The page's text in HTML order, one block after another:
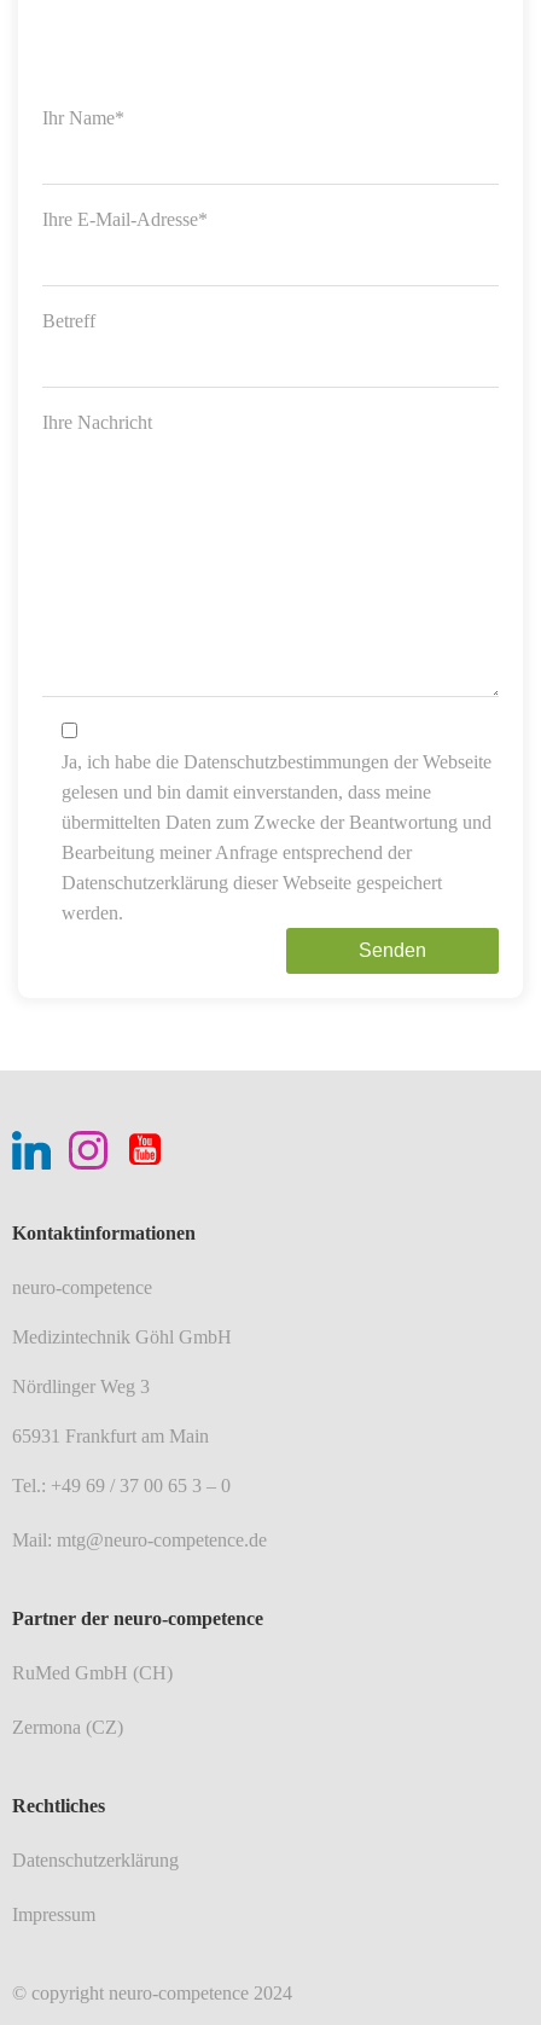
Ihr Name*
Ihre E-Mail-Adresse*
Betreff
Ihre Nachricht
Ja, ich habe die Datenschutzbestimmungen der Webseite
gelesen und bin damit einverstanden, dass meine
übermittelten Daten zum Zwecke der Beantwortung und
Bearbeitung meiner Anfrage entsprechend der
Datenschutzerklärung dieser Webseite gespeichert
werden.
Kontaktinformationen
neuro-competence
Medizintechnik Göhl GmbH
Nördlinger Weg 3
65931 Frankfurt am Main
Tel.: +49 69 / 37 00 65 3 – 0
Mail: mtg@neuro-competence.de
Partner der neuro-competence
RuMed GmbH (CH)
Zermona (CZ)
Rechtliches
Datenschutzerklärung
Impressum
© copyright neuro-competence 2024